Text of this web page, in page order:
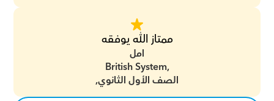
ممتاز الله يوفقه
امل
الصف الأول الثانوي,
British System,